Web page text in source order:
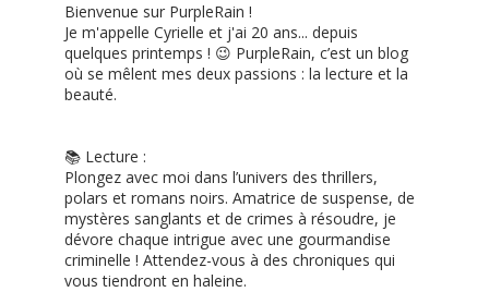
Bienvenue sur PurpleRain !
Je m'appelle Cyrielle et j'ai 20 ans... depuis
quelques printemps ! 😉 PurpleRain, c’est un blog
où se mêlent mes deux passions : la lecture et la
beauté.
📚 Lecture :
Plongez avec moi dans l’univers des thrillers,
polars et romans noirs. Amatrice de suspense, de
mystères sanglants et de crimes à résoudre, je
dévore chaque intrigue avec une gourmandise
criminelle ! Attendez-vous à des chroniques qui
vous tiendront en haleine.